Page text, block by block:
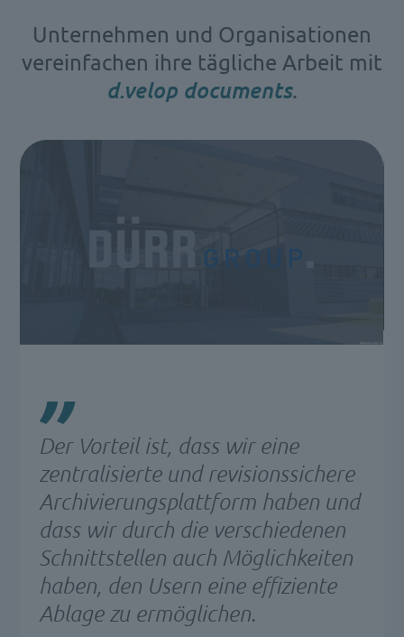
Unternehmen und Organisationen
vereinfachen ihre tägliche Arbeit mit
d.velop documents.
Der Vorteil ist, dass wir eine
zentralisierte und revisionssichere
Archivierungsplattform haben und
dass wir durch die verschiedenen
Schnittstellen auch Möglichkeiten
haben, den Usern eine effiziente
Ablage zu ermöglichen.